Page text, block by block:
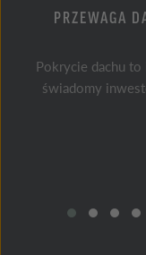
PRZEWAGA
Pokrycie dachu
świadomy